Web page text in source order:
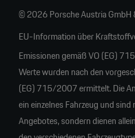
© 2026 Porsche Austria GmbH
EU-Information über
Emissionen gemäß VO (EG)
Werte wurden nach den
(EG) 715/2007 ermittelt. Die
ein einzelnes Fahrzeug und
Angebotes, sondern dienen